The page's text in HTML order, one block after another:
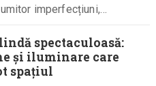
imperfecțiuni,…
spectaculoasă:
și iluminare care
spațiul